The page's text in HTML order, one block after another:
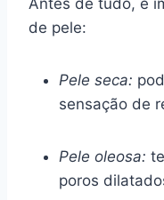
de pele:
Pele seca:
sensação de
Pele oleosa:
poros